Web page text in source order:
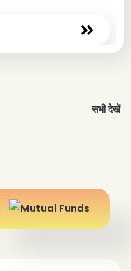
सभी देखें